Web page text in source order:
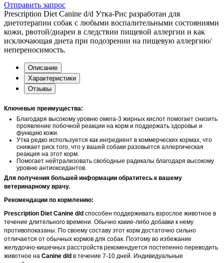
Отправить запрос
Prescription Diet Canine d/d Утка-Рис разработан для
диетотерапии собак с любыми воспалительными состояниями
кожи, рвотой/диареи в следствии пищевой аллергии и как
исключающая диета при подозрении на пищевую аллергию/
непереносимость.
Описание
Характеристики
Отзывы
Ключевые преимущества:
Благодаря высокому уровню омега-3 жирных кислот помогает снизить
проявление побочной реакции на корм и поддержать здоровье и
функцию кожи.
Утка редко используется как ингредиент в коммерческих кормах, что
снижает риск того, что у вашей собаки разовьется аллергическая
реакция на этот корм.
Помогает нейтрализовать свободные радикалы благодаря высокому
уровню антиоксидантов.
Для получения большей информации обратитесь к вашему
ветеринарному врачу.
Рекомендации по кормлению:
Prescription Diet Canine d/d способен поддерживать взрослое животное в
течение длительного времени. Обычно какие-либо добавки к нему
противопоказаны. По своему составу этот корм достаточно сильно
отличается от обычных кормов для собак. Поэтому во избежание
желудочно-кишечных расстройств рекомендуется постепенно переводить
животное на Canine d/d в течение 7-10 дней. Индивидуальные